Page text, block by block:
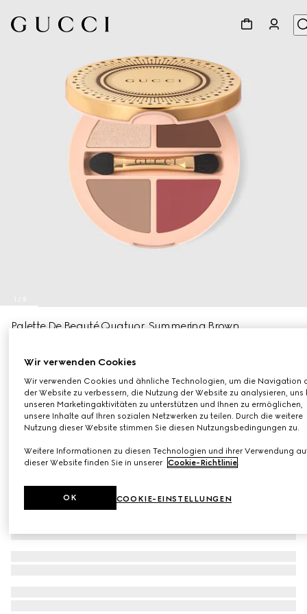
8
Palette De Beauté Quatuor, Summerina Brown
Varianten Summerina Brown
Wir verwenden Cookies
Wir verwenden Cookies und ähnliche Technologien, um die Navigation
der Website zu verbessern, die Nutzung der Website zu analysieren, uns
unseren Marketingaktivitäten zu unterstützen und Ihnen zu ermöglichen,
unsere Inhalte auf Ihren sozialen Netzwerken zu teilen. Durch die weitere
Nutzung dieser Website stimmen Sie diesen Nutzungsbedingungen zu.
Weitere Informationen zu diesen Technologien und ihrer Verwendung
dieser Website finden Sie in unserer Cookie-Richtlinie.
COOKIE-EINSTELLUNGEN
OK